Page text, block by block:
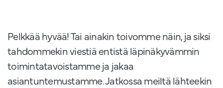
Pelkkää hyvää! Tai ainakin toivomme näin, ja siksi
tahdommekin viestiä entistä läpinäkyvämmin
toimintatavoistamme ja jakaa
asiantuntemustamme. Jatkossa meiltä lähteekin